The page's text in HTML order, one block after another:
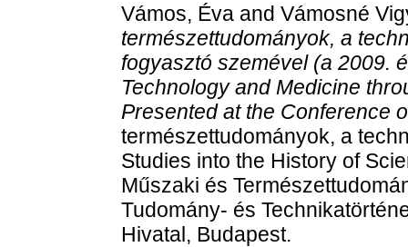
Vámos, Éva and Vámosné
természettudományok, a
fogyasztó szemével (a 2009.
Technology and Medicine
Presented at the Conference
természettudományok, a
Studies into the History of
Műszaki és
Tudomány- és
Hivatal, Budapest.